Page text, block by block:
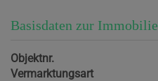
Basisdaten zur Immobilie
Objektnr.
Vermarktungsart